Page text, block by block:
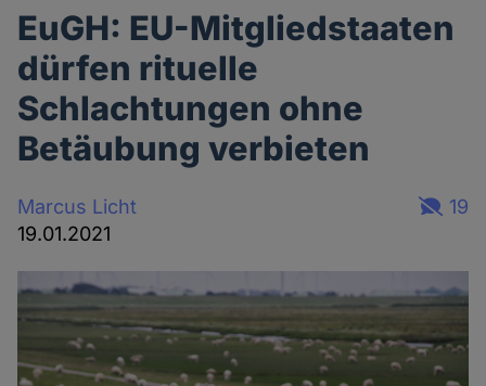
EuGH: EU-Mitgliedstaaten
dürfen rituelle
Schlachtungen ohne
Betäubung verbieten
Marcus Licht
19.01.2021
19